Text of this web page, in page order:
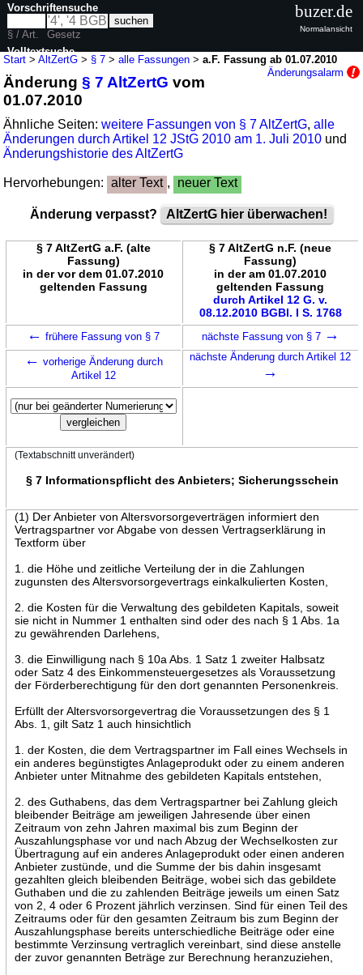
Start >AltZertG > § 7 >alle Fassungen >a.F. Fassung ab 01.07.2010
Änderungsalarm
Änderung§ 7 AltZertG vom
01.07.2010
Ähnliche Seiten:weitere Fassungen von § 7 AltZertG,alle
Änderungen durch Artikel 12 JStG 2010 am 1. Juli 2010 und
Änderungshistorie des AltZertG
Hervorhebungen: alter Text , neuer Text
Änderung verpasst? AltZertG hier überwachen!
§ 7 AltZertG a.F. (alte
Fassung)
in der vor dem 01.07.2010
geltenden Fassung
§ 7 AltZertG n.F. (neue
Fassung)
in der am 01.07.2010
geltenden Fassung
durch Artikel 12 G. v.
08.12.2010 BGBl. I S. 1768
← frühere Fassung von § 7 nächste Fassung von § 7 →
← vorherige Änderung durch
Artikel 12
nächste Änderung durch Artikel 12
→
(Textabschnitt unverändert)
§ 7 Informationspflicht des Anbieters; Sicherungsschein
(1) Der Anbieter von Altersvorsorgeverträgen informiert den
Vertragspartner vor Abgabe von dessen Vertragserklärung in
Textform über
1. die Höhe und zeitliche Verteilung der in die Zahlungen
zugunsten des Altersvorsorgevertrags einkalkulierten Kosten,
2. die Kosten für die Verwaltung des gebildeten Kapitals, soweit
sie nicht in Nummer 1 enthalten sind oder des nach § 1 Abs. 1a
zu gewährenden Darlehens,
3. die Einwilligung nach § 10a Abs. 1 Satz 1 zweiter Halbsatz
oder Satz 4 des Einkommensteuergesetzes als Voraussetzung
der Förderberechtigung für den dort genannten Personenkreis.
Erfüllt der Altersvorsorgevertrag die Voraussetzungen des § 1
Abs. 1, gilt Satz 1 auch hinsichtlich
1. der Kosten, die dem Vertragspartner im Fall eines Wechsels in
ein anderes begünstigtes Anlageprodukt oder zu einem anderen
Anbieter unter Mitnahme des gebildeten Kapitals entstehen,
2. des Guthabens, das dem Vertragspartner bei Zahlung gleich
bleibender Beiträge am jeweiligen Jahresende über einen
Zeitraum von zehn Jahren maximal bis zum Beginn der
Auszahlungsphase vor und nach Abzug der Wechselkosten zur
Übertragung auf ein anderes Anlageprodukt oder einen anderen
Anbieter zustünde, und die Summe der bis dahin insgesamt
gezahlten gleich bleibenden Beiträge, wobei sich das gebildete
Guthaben und die zu zahlenden Beiträge jeweils um einen Satz
von 2, 4 oder 6 Prozent jährlich verzinsen. Sind für einen Teil des
Zeitraums oder für den gesamten Zeitraum bis zum Beginn der
Auszahlungsphase bereits unterschiedliche Beiträge oder eine
bestimmte Verzinsung vertraglich vereinbart, sind diese anstelle
der zuvor genannten Beträge zur Berechnung heranzuziehen,
Vorschriftensuche
§ / Art.
Gesetz
Volltextsuche
nur in AltZertG
buzer.de
Normalansicht